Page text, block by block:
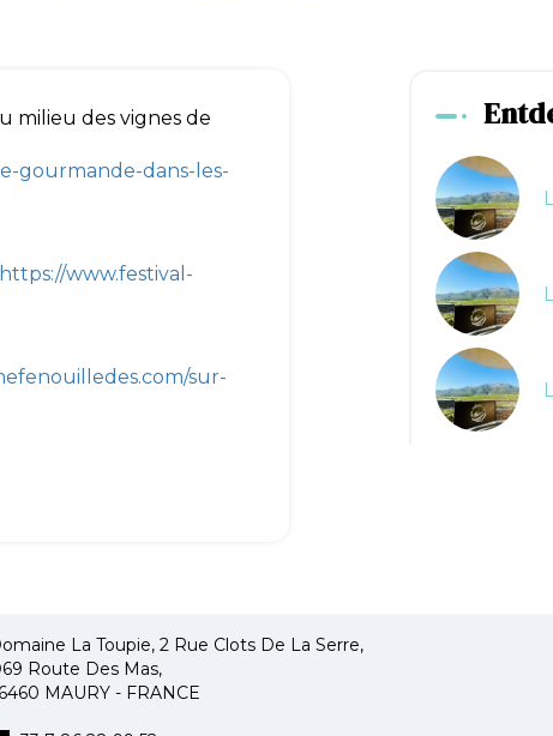
milieu des vignes de
gourmande-dans-les-
https://www.festival-
sur-
La Toupie, 2 Rue Clots De La Serre,
Route Des Mas,
MAURY - FRANCE